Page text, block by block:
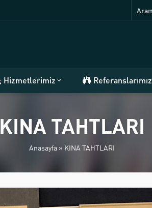
Hizmetlerimiz Referanslarımız
KINA TAHTLARI
Anasayfa » KINA TAHTLARI